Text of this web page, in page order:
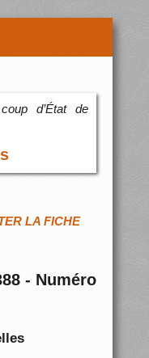
d’État de
LA FICHE
- Numéro